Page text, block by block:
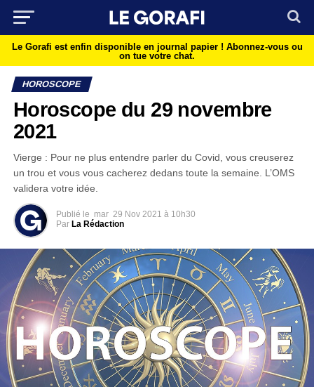
Le Gorafi est enfin disponible en journal papier ! Abonnez-vous ou
on tue votre chat.
HOROSCOPE
Horoscope du 29 novembre
2021
Vierge : Pour ne plus entendre parler du Covid, vous creuserez
un trou et vous vous cacherez dedans toute la semaine. L’OMS
validera votre idée.
Publié le mar 29 Nov 2021 à 10h30
Par La Rédaction